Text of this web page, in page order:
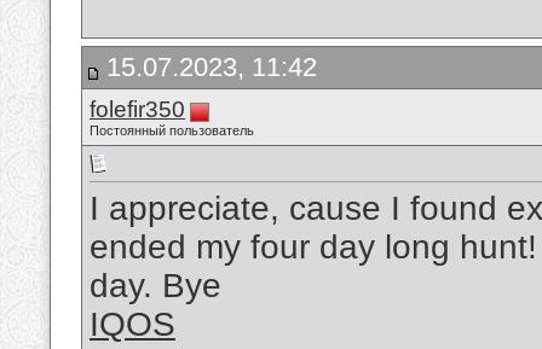
15.07.2023, 11:42
folefir350
Постоянный пользователь
I appreciate, cause I found
ended my four day long
day. Bye
IQOS